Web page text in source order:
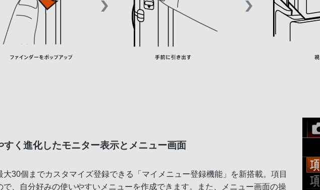
く進化したモニター表示とメニュー画面
30個までカスタマイズ登録できる「マイメニュー登録機能」を新搭載。項目
、自分好みの使いやすいメニューを作成できます。また、メニュー画面の操